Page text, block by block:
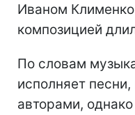
Иваном
композицией
По словам
исполняет
авторами,